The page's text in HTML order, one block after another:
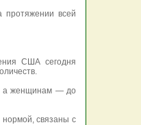
протяжении всей
США сегодня
а женщинам — до
нормой, связаны с